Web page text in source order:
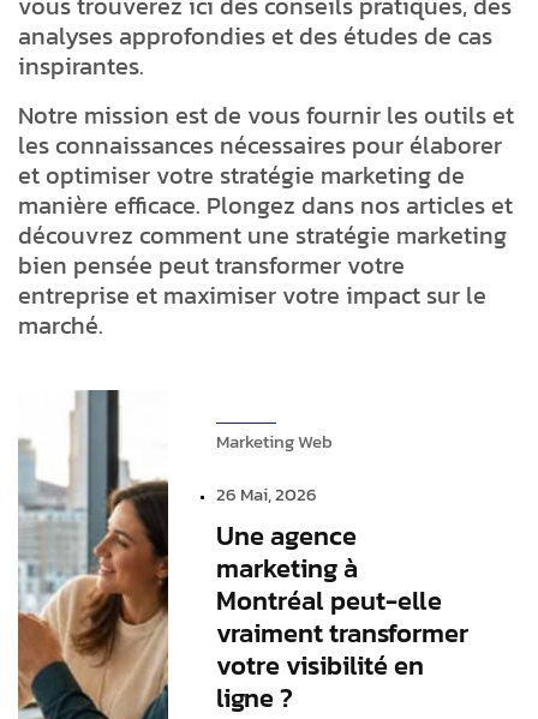
analyses approfondies et des études de cas
inspirantes.
Notre mission est de vous fournir les outils et
les connaissances nécessaires pour élaborer
et optimiser votre stratégie marketing de
manière efficace. Plongez dans nos articles et
découvrez comment une stratégie marketing
bien pensée peut transformer votre
entreprise et maximiser votre impact sur le
marché.
Marketing Web
26 Mai, 2026
Une agence
marketing à
Montréal peut-elle
vraiment transformer
votre visibilité en
ligne ?